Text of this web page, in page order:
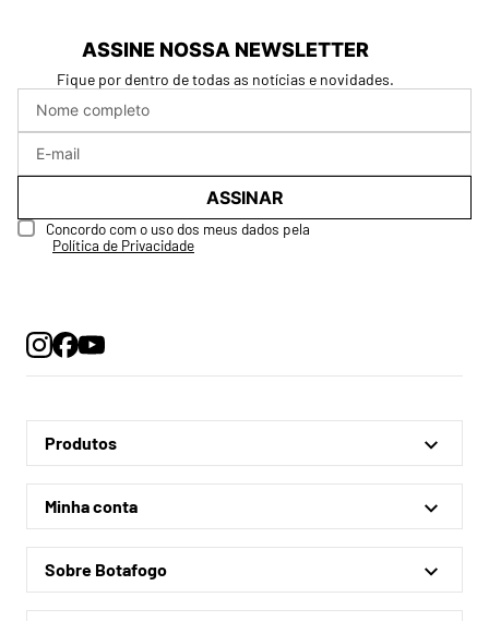
ASSINE NOSSA NEWSLETTER
Fique por dentro de todas as notícias e novidades.
ASSINAR
Concordo com o uso dos meus dados pela
Política de Privacidade
Produtos
Linha Oficial
Treino e Viagem
Coleções
Minha conta
Minha conta
Meus pedidos
Sobre Botafogo
Quem somos